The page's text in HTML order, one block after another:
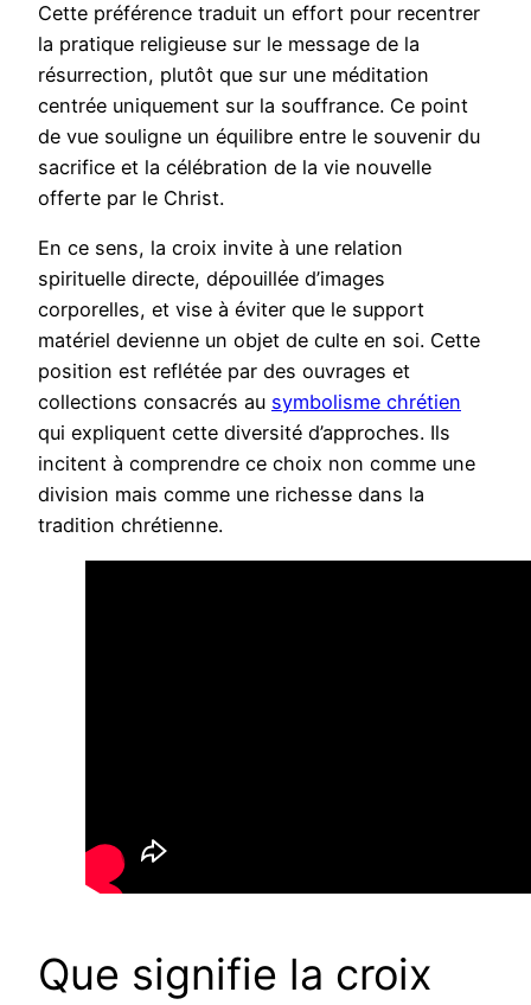
Cette préférence traduit un effort pour recentrer
la pratique religieuse sur le message de la
résurrection, plutôt que sur une méditation
centrée uniquement sur la souffrance. Ce point
de vue souligne un équilibre entre le souvenir du
sacrifice et la célébration de la vie nouvelle
offerte par le Christ.
En ce sens, la croix invite à une relation
spirituelle directe, dépouillée d’images
corporelles, et vise à éviter que le support
matériel devienne un objet de culte en soi. Cette
position est reflétée par des ouvrages et
collections consacrés au symbolisme chrétien
qui expliquent cette diversité d’approches. Ils
incitent à comprendre ce choix non comme une
division mais comme une richesse dans la
tradition chrétienne.
Que signifie la croix